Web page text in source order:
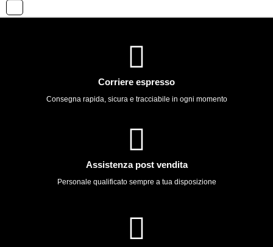
Corriere espresso
Consegna rapida, sicura e tracciabile in ogni momento
Assistenza post vendita
Personale qualificato sempre a tua disposizione